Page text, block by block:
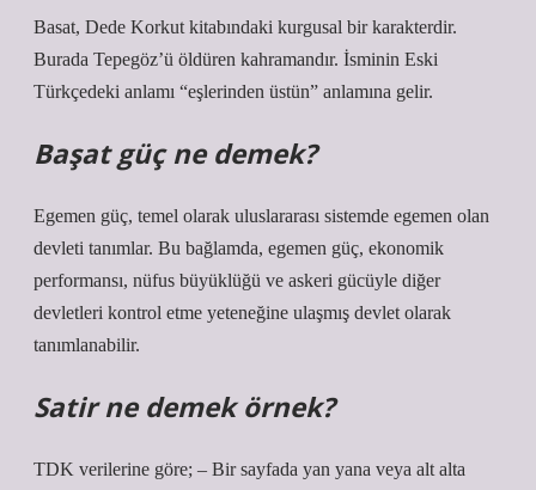
Basat, Dede Korkut kitabındaki kurgusal bir karakterdir.
Burada Tepegöz’ü öldüren kahramandır. İsminin Eski
Türkçedeki anlamı “eşlerinden üstün” anlamına gelir.
Başat güç ne demek?
Egemen güç, temel olarak uluslararası sistemde egemen olan
devleti tanımlar. Bu bağlamda, egemen güç, ekonomik
performansı, nüfus büyüklüğü ve askeri gücüyle diğer
devletleri kontrol etme yeteneğine ulaşmış devlet olarak
tanımlanabilir.
Satir ne demek örnek?
TDK verilerine göre; – Bir sayfada yan yana veya alt alta